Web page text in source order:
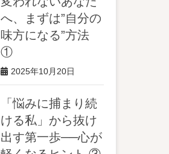
へ、まずは”自分の
味方になる”方法
①
2025年10月20日
「悩みに捕まり続
ける私」から抜け
出す第一歩──心が